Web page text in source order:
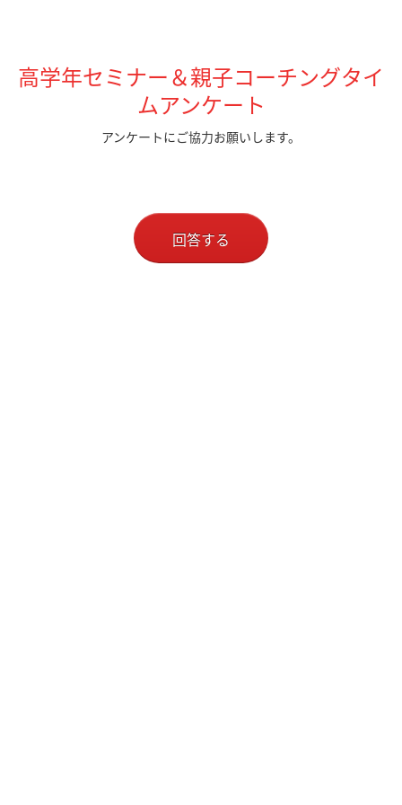
高学年セミナー＆親子コーチングタイ
ムアンケート
アンケートにご協力お願いします。
回答する